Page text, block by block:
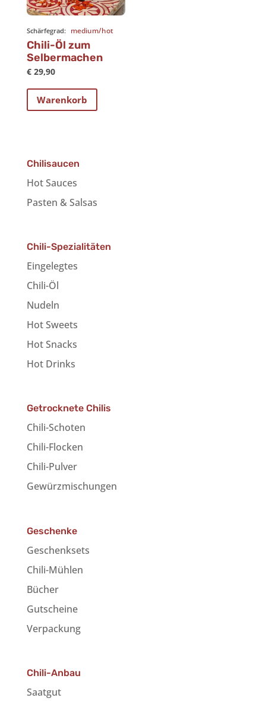
Schärfegrad: medium/hot
Chili-Öl zum
Selbermachen
€29,90
Warenkorb
Chilisaucen
Hot Sauces
Pasten & Salsas
Chili-Spezialitäten
Eingelegtes
Chili-Öl
Nudeln
Hot Sweets
Hot Snacks
Hot Drinks
Getrocknete Chilis
Chili-Schoten
Chili-Flocken
Chili-Pulver
Gewürzmischungen
Geschenke
Geschenksets
Chili-Mühlen
Bücher
Gutscheine
Verpackung
Chili-Anbau
Saatgut